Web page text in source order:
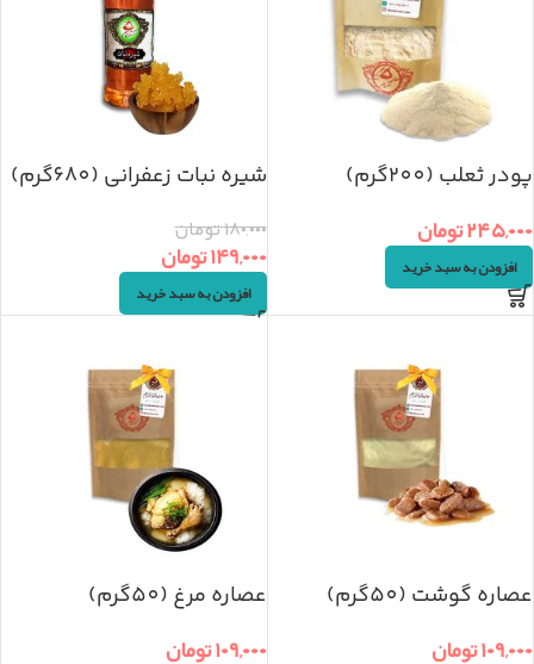
پودر ثعلب (200گرم)
۲۴۵,۰۰۰تومان
افزودن به سبد خرید
شیره نبات زعفرانی (680گرم)
۱۸۰,۰۰۰تومان
۱۴۹,۰۰۰تومان
افزودن به سبد خرید
عصاره گوشت (50گرم)
۱۰۹,۰۰۰تومان
عصاره مرغ (50گرم)
۱۰۹,۰۰۰تومان